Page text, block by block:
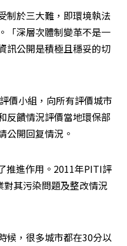
制於三大難，即環境執法
「深層次體制變革不是一
訊公開是積極且穩妥的切
價小組，向所有評價城市
反饋情況評價當地環保部
公開回复情況。
推進作用。2011年PITI評
其污染問題及整改情況
候，很多城市都在30分以